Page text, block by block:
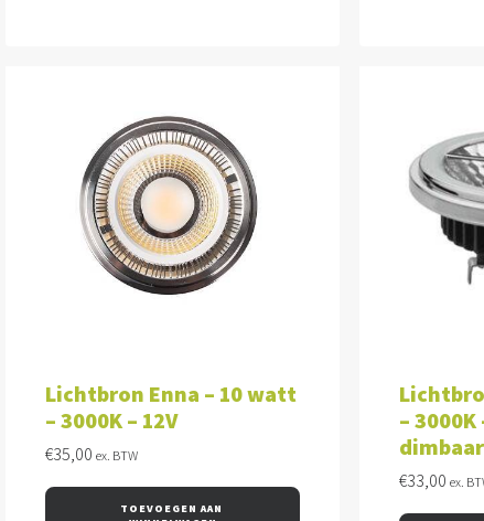
Lichtbron Enna – 10 watt
– 3000K – 12V
€35,00 ex. BTW
TOEVOEGEN AAN
– 3000K
dimbaar
€33,00 ex.